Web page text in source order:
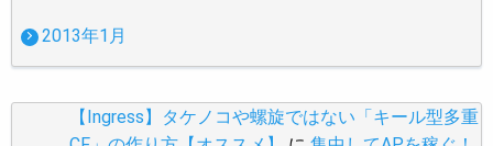
2013年1月
【Ingress】タケノコや螺旋ではない「キール型多重